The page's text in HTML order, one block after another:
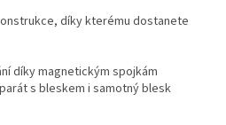
díky kterému dostanete
díky magnetickým spojkám
s bleskem i samotný blesk